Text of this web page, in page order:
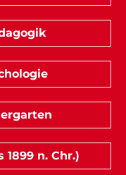
1899 n. Chr.)